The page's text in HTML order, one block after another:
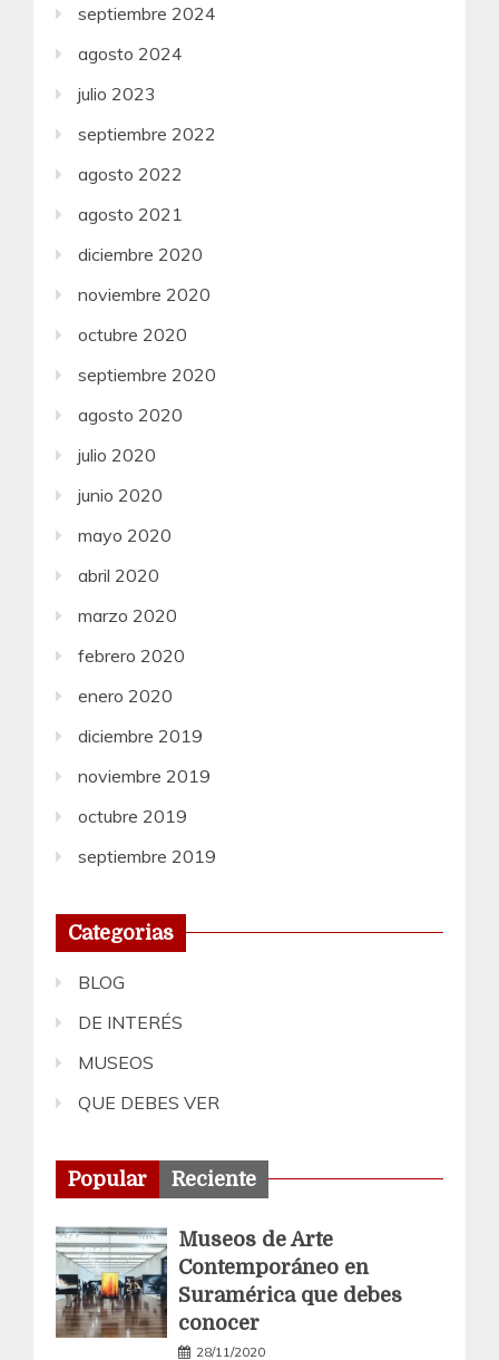
septiembre 2024
agosto 2024
julio 2023
septiembre 2022
agosto 2022
agosto 2021
diciembre 2020
noviembre 2020
octubre 2020
septiembre 2020
agosto 2020
julio 2020
junio 2020
mayo 2020
abril 2020
marzo 2020
febrero 2020
enero 2020
diciembre 2019
noviembre 2019
octubre 2019
septiembre 2019
Categorias
BLOG
DE INTERÉS
MUSEOS
QUE DEBES VER
Popular Reciente
Museos de Arte
Contemporáneo en
Suramérica que debes
conocer
28/11/2020